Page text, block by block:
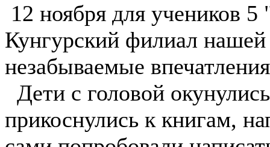
12 ноября для учеников
Кунгурский филиал
незабываемые
Дети с головой
прикоснулись к книгам,